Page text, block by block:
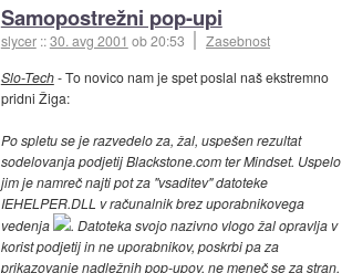
Samopostrežni pop-upi
slycer ::30. avg 2001 ob 20:53
Zasebnost
Slo-Tech- To novico nam je spet poslal naš ekstremno
pridni Žiga:
Po spletu se je razvedelo za, žal, uspešen rezultat
sodelovanja podjetij Blackstone.com ter Mindset. Uspelo
jim je namreč najti pot za "vsaditev" datoteke
IEHELPER.DLL v računalnik brez uporabnikovega
vedenja
. Datoteka svojo nazivno vlogo žal opravlja v
korist podjetij in ne uporabnikov, poskrbi pa za
prikazovanje nadležnih pop-upov, ne meneč se za stran,